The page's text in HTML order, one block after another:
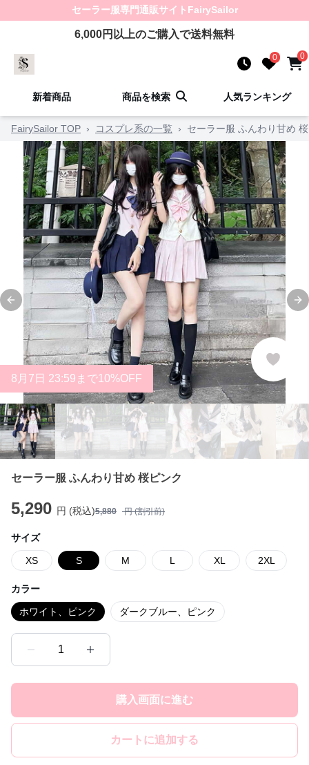
セーラー服専門通販サイト FairySailor
6,000円以上のご購入で送料無料
0 0
新着商品 商品を検索 人気ランキング
FairySailor TOP › コスプレ系の一覧 › セーラー服 ふんわり甘め
Previous slide
8 月 7 日 23:59まで10%OFF
セーラー服 ふんわり甘め 桜ピンク
5,290 円 (税込)5,880 円 (割引前)
サイズ
XS S M L XL 2XL
カラー
ホワイト、ピンク ダークブルー、ピンク
1
購入画面に進む
カートに追加する